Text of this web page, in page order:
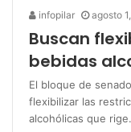
infopilar agosto
Buscan
bebidas
El bloque de
flexibilizar las
alcohólicas que